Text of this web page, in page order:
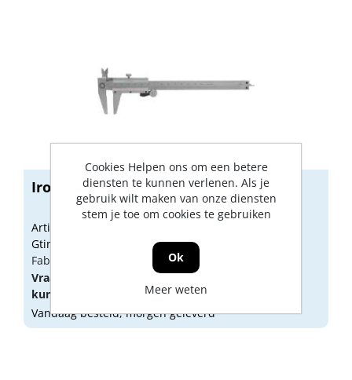
Ironside schuifmaat 150mm
Artikelnummer: 1875271
Gtin: 3394661511386
Fabrikant artikel nummer: 151138
Vraag een
aan oflog in
kunnen zien.
Vandaag besteld, morgen geleverd
Cookies Helpen ons om een betere
diensten te kunnen verlenen. Als je
gebruik wilt maken van onze diensten
stem je toe om cookies te gebruiken
Ok
Meer weten